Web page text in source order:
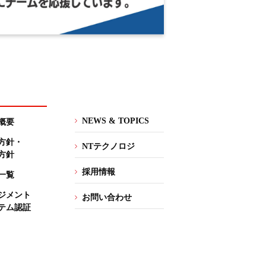
要
針・
針
覧
メント
ム認証
NEWS & TOPICS
NTテクノロジ
採用情報
お問い合わせ